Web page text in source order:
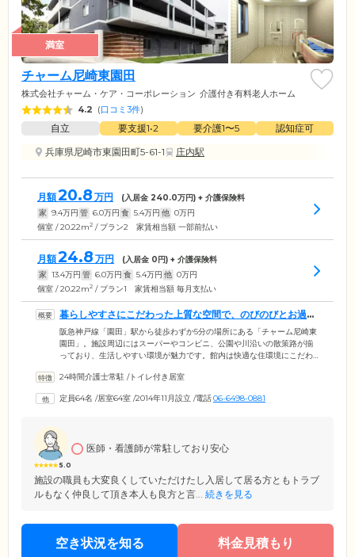
満室
チャーム尼崎東園田
株式会社チャーム・ケア・コーポレーション 介護付き有料老人ホーム
4.2 (口コミ3件)
自立 要支援1•2 要介護1〜5
認知症可
兵庫県尼崎市東園田町5-61-1
庄内駅
月額20.8 万円 (入居金 240.0万円) + 介護保険料
家 9.4万円 管 6.0万円 食 5.4万円 他 0万円
個室 / 20.22m2 / プラン2 家賃相当額 一部前払い
月額24.8 万円 (入居金 0円) + 介護保険料
家 13.4万円 管 6.0万円 食 5.4万円 他 0万円
個室 / 20.22m2 / プラン1 家賃相当額 毎月支払い
暮らしやすさにこだわった上質な空間で、のびのびとお過ご
しください
阪急神戸線「園田」駅から徒歩わずか5分の場所にある「チャーム尼崎東
園田」。施設周辺にはスーパーやコンビニ、公園や川沿いの散策路が揃
っており、生活しやすい環境が魅力です。館内は快適な住環境にこだわ
置。ご家族様との面会場所としてご利用いただけます。また、フロント
フロントサービスもご用意しています。そのほか、コーヒーや紅茶が楽
24時間介護士常駐 /トイレ付き居室
定員64名 /居室64室 /2014年11月設立 /電話06-6498-0881
5.0
医師・看護師が常駐しており安心
施設の職員も大変良くしていただけたし入居して居る方ともトラブ
ルもなく仲良して頂き本人も良方と言... 続きを見る
空き状況を知る 料金見積もり